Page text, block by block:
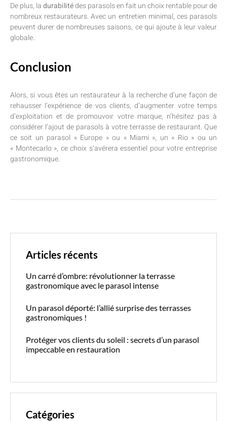
De plus, ladurabilitédes parasols en fait un choix rentable pour de
nombreux restaurateurs. Avec un entretien minimal, ces parasols
peuvent durer de nombreuses saisons, ce qui ajoute à leur valeur
globale.
Conclusion
Alors, si vous êtes un restaurateur à la recherche d’une façon de
rehausser l’expérience de vos clients, d’augmenter votre temps
d’exploitation et de promouvoir votre marque, n’hésitez pas à
considérer l’ajout de parasols à votre terrasse de restaurant. Que
ce soit un parasol « Europe » ou « Miami », un « Rio » ou un
« Montecarlo », ce choix s’avérera essentiel pour votre entreprise
gastronomique.
Articles récents
Un carré d’ombre: révolutionner la terrasse
gastronomique avec le parasol intense
Un parasol déporté: l’allié surprise des terrasses
gastronomiques !
Protéger vos clients du soleil : secrets d’un parasol
impeccable en restauration
Catégories